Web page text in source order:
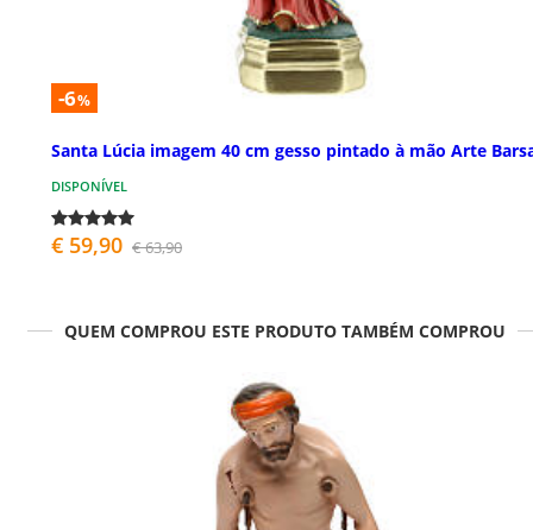
-6%
Santa Lúcia imagem 40 cm gesso pintado à mão Arte
DISPONÍVEL
€ 59,90 € 63,90
QUEM COMPROU ESTE PRODUTO TAMBÉM COMPROU